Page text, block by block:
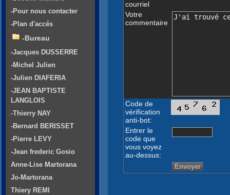
courriel
Votre
commentaire
Code de
vérification
anti-bot:
Entrer le
code que
vous voyez
au-dessus:
-Pour nous contacter
-Plan d'accés
-Bureau
-Jacques DUSSERRE
-Michel Julien
-Julien DIAFERIA
-JEAN BAPTISTE
LANGLOIS
-Thierry NAY
-Bernard BERISSET
-Pierre LEVY
-Jean frederic Gosio
Anne-Lise Martorana
Jo-Martorana
Thiery REMI